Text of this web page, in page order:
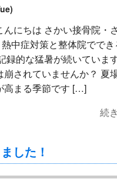
んにちは さかい接骨院・
中症対策と整体院ででき
録的な猛暑が続いていま
崩されていませんか？ 夏
高まる季節です […]
続
した！